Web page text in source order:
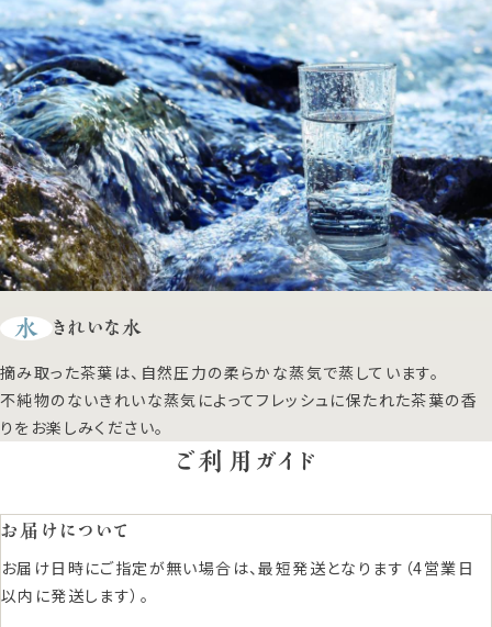
水 きれいな水
摘み取った茶葉は、自然圧力の柔らかな蒸気で蒸しています。
不純物のないきれいな蒸気によってフレッシュに保たれた茶葉の香
りをお楽しみください。
ご利用ガイド
お届けについて
お届け日時にご指定が無い場合は、最短発送となります（4営業日
以内に発送します）。